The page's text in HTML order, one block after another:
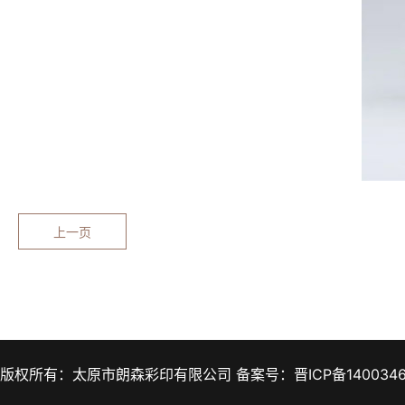
上一页
版权所有：太原市朗森彩印有限公司 备案号：晋ICP备